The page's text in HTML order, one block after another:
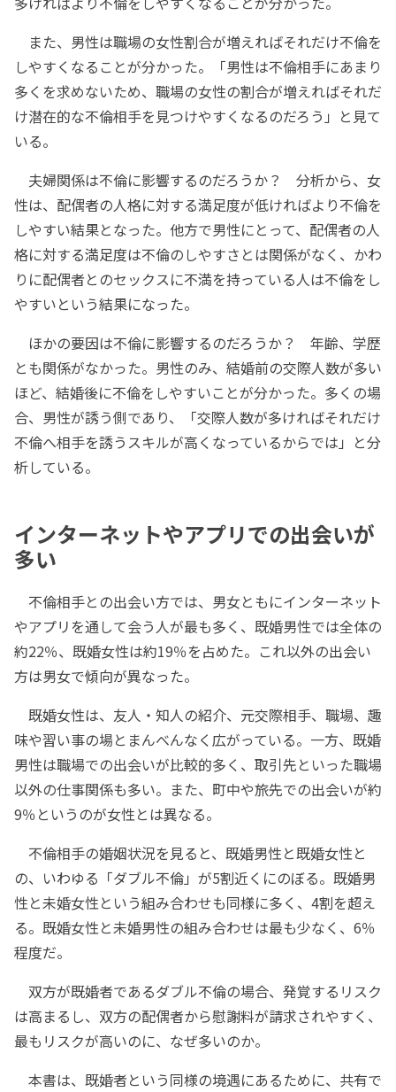
また、男性は職場の女性割合が増えればそれだけ不倫を
しやすくなることが分かった。「男性は不倫相手にあまり
多くを求めないため、職場の女性の割合が増えればそれだ
け潜在的な不倫相手を見つけやすくなるのだろう」と見て
いる。
夫婦関係は不倫に影響するのだろうか？ 分析から、女
性は、配偶者の人格に対する満足度が低ければより不倫を
しやすい結果となった。他方で男性にとって、配偶者の人
格に対する満足度は不倫のしやすさとは関係がなく、かわ
りに配偶者とのセックスに不満を持っている人は不倫をし
やすいという結果になった。
ほかの要因は不倫に影響するのだろうか？ 年齢、学歴
とも関係がなかった。男性のみ、結婚前の交際人数が多い
ほど、結婚後に不倫をしやすいことが分かった。多くの場
合、男性が誘う側であり、「交際人数が多ければそれだけ
不倫へ相手を誘うスキルが高くなっているからでは」と分
析している。
インターネットやアプリでの出会いが
多い
不倫相手との出会い方では、男女ともにインターネット
やアプリを通して会う人が最も多く、既婚男性では全体の
約22％、既婚女性は約19％を占めた。これ以外の出会い
方は男女で傾向が異なった。
既婚女性は、友人・知人の紹介、元交際相手、職場、趣
味や習い事の場とまんべんなく広がっている。一方、既婚
男性は職場での出会いが比較的多く、取引先といった職場
以外の仕事関係も多い。また、町中や旅先での出会いが約
9％というのが女性とは異なる。
不倫相手の婚姻状況を見ると、既婚男性と既婚女性と
の、いわゆる「ダブル不倫」が5割近くにのぼる。既婚男
性と未婚女性という組み合わせも同様に多く、4割を超え
る。既婚女性と未婚男性の組み合わせは最も少なく、6％
程度だ。
双方が既婚者であるダブル不倫の場合、発覚するリスク
は高まるし、双方の配偶者から慰謝料が請求されやすく、
最もリスクが高いのに、なぜ多いのか。
本書は、既婚者という同様の境遇にあるために、共有で